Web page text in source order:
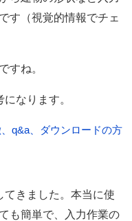
す（視覚的情報でチェ
すね。
なります。
q&a、ダウンロードの方
きました。本当に使
も簡単で、入力作業の